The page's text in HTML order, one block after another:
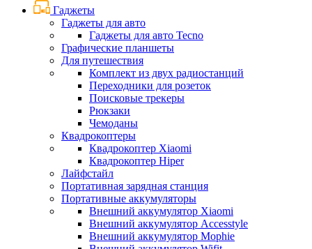
Гаджеты
Гаджеты для авто
Гаджеты для авто Tecno
Графические планшеты
Для путешествия
Комплект из двух радиостанций
Переходники для розеток
Поисковые трекеры
Рюкзаки
Чемоданы
Квадрокоптеры
Квадрокоптер Xiaomi
Квадрокоптер Hiper
Лайфстайл
Портативная зарядная станция
Портативные аккумуляторы
Внешний аккумулятор Xiaomi
Внешний аккумулятор Accesstyle
Внешний аккумулятор Mophie